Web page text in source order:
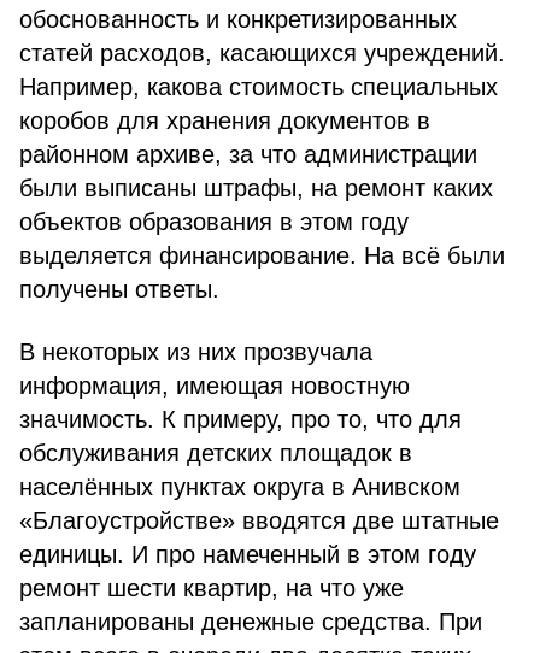
обоснованность и конкретизированных
статей расходов, касающихся учреждений.
Например, какова стоимость специальных
коробов для хранения документов в
районном архиве, за что администрации
были выписаны штрафы, на ремонт каких
объектов образования в этом году
выделяется финансирование. На всё были
получены ответы.
В некоторых из них прозвучала
информация, имеющая новостную
значимость. К примеру, про то, что для
обслуживания детских площадок в
населённых пунктах округа в Анивском
«Благоустройстве» вводятся две штатные
единицы. И про намеченный в этом году
ремонт шести квартир, на что уже
запланированы денежные средства. При